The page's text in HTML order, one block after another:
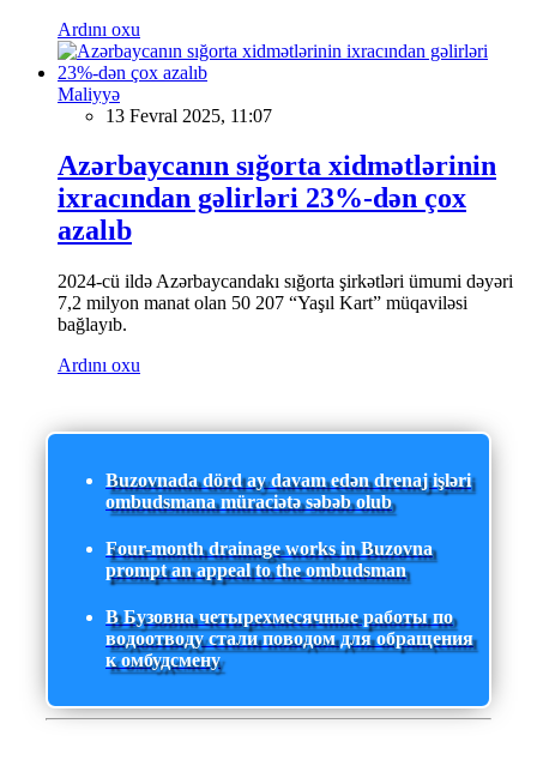
Ardını oxu
Maliyyə
13 Fevral 2025, 11:07
Azərbaycanın sığorta xidmətlərinin
ixracından gəlirləri 23%-dən çox
azalıb
2024-cü ildə Azərbaycandakı sığorta şirkətləri ümumi dəyəri
7,2 milyon manat olan 50 207 “Yaşıl Kart” müqaviləsi
bağlayıb.
Ardını oxu
Buzovnada dörd ay davam edən drenaj işləri
ombudsmana müraciətə səbəb olub
Four-month drainage works in Buzovna
prompt an appeal to the ombudsman
В Бузовна четырехмесячные работы по
водоотводу стали поводом для обращения
к омбудсмену